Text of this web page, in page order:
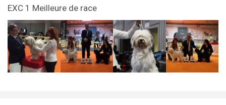
EXC 1 Meilleure de race